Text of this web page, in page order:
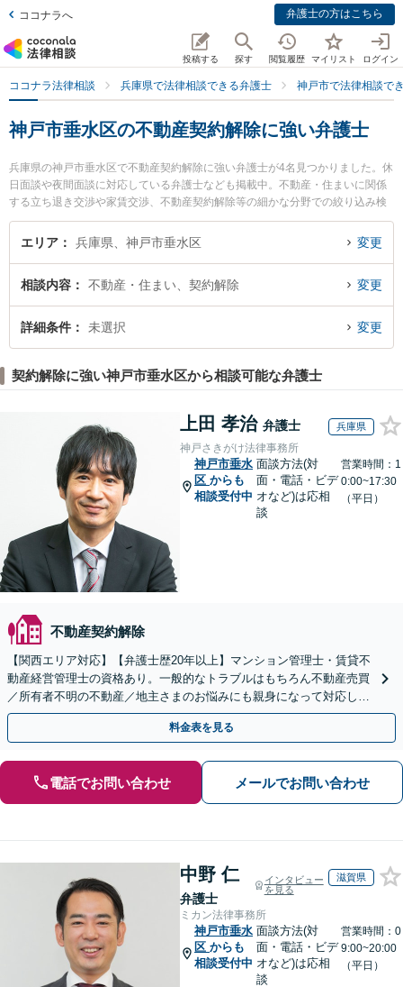
ココナラへ 弁護士の方はこちら
投稿する 探す 閲覧履歴 マイリスト ログイン
ココナラ法律相談 兵庫県で法律相談できる弁護士 神戸市で法律相談で
神戸市垂水区の不動産契約解除に強い弁護士
兵庫県の神戸市垂水区で不動産契約解除に強い弁護士が4名見つかりました。休
日面談や夜間面談に対応している弁護士なども掲載中。不動産・住まいに関係
する立ち退き交渉や家賃交渉、不動産契約解除等の細かな分野での絞り込み検
索もでき便利です。特に神戸ほまれ法律事務所の河原林 直樹弁護士や神戸マリ
ン綜合法律事務所の佐々木 歌織弁護士、神戸マリン綜合法律事務所の小田 紗織
士に相談したい』『不動産契約解除のトラブル解決の実績豊富な近くの弁護士
を検索したい』『初回相談無料で不動産契約解除を法律相談できる神戸市垂水
区内の弁護士に相談予約したい』などでお困りの相談者さんにおすすめです。
エリア 兵庫県、神戸市垂水区 変更
相談内容 不動産・住まい、契約解除 変更
詳細条件 未選択 変更
契約解除に強い神戸市垂水区から相談可能な弁護士
上田 孝治 弁護士 兵庫県
神戸さきがけ法律事務所
神戸市垂水
区 からも
相談受付中
面談方法(対
面・電話・ビデ
オなど)は応相
談
営業時間：1
0:00~17:30
（平日）
不動産契約解除
【関西エリア対応】【弁護士歴20年以上】マンション管理士・賃貸不
動産経営管理士の資格あり。一般的なトラブルはもちろん不動産売買
／所有者不明の不動産／地主さまのお悩みにも親身になって対応しま
す【夜間・休日の相談可】
料金表を見る
電話でお問い合わせ メールでお問い合わせ
中野 仁
弁護士
インタビュー
を見る
滋賀県
ミカン法律事務所
神戸市垂水
区 からも
相談受付中
面談方法(対
面・電話・ビデ
オなど)は応相
談
営業時間：0
9:00~20:00
（平日）